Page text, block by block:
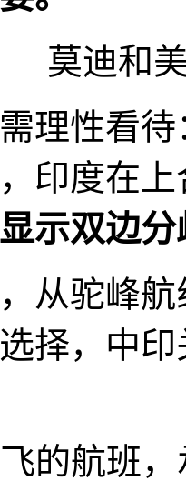
莫迪和
理性看
印度在
显示双边
从驼峰
择，中
的航班